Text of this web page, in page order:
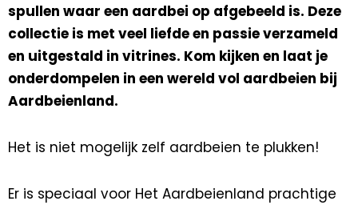
spullen waar een aardbei op afgebeeld is. Deze
collectie is met veel liefde en passie verzameld
en uitgestald in vitrines. Kom kijken en laat je
onderdompelen in een wereld vol aardbeien bij
Aardbeienland.
Het is niet mogelijk zelf aardbeien te plukken!
Er is speciaal voor Het Aardbeienland prachtige